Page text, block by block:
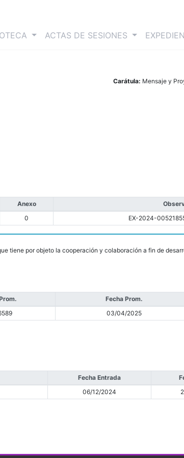
ACTAS DE SESIONES
Carátula: Mensaje y
Anexo
0 EX-2024-
tiene por objeto la cooperación y colaboración a fin de
Fecha Prom.
03/04/2025
Fecha Entrada
06/12/2024